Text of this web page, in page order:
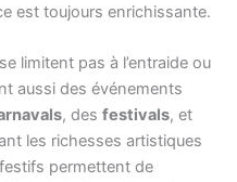
est toujours enrichissante.
limitent pas à l’entraide ou
aussi des événements
, des festivals, et
les richesses artistiques
permettent de